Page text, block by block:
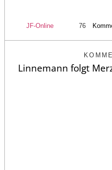
JF-Online 76
Linnemann folgt